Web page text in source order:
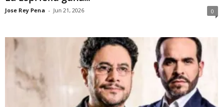
Jose Rey Pena - Jun 21, 2026 0